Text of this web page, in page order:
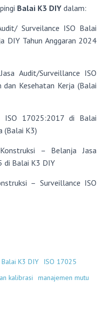
Balai K3 DIY dalam:
Surveilance ISO Balai
DIY Tahun Anggaran 2024
Audit/Surveillance ISO
Kesehatan Kerja (Balai
ISO 17025:2017 di Balai
(Balai K3)
– Belanja Jasa
di Balai K3 DIY
– Surveillance ISO
Balai K3 DIY
ISO 17025
kalibrasi
manajemen mutu